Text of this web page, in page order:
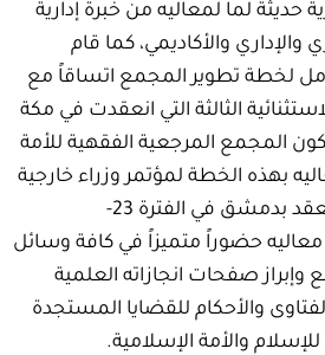
حديثة لما لمعاليه من خبرة إدارية
والإداري والأكاديمي، كما قام
لخطة تطوير المجمع اتساقاً مع
الثالثة التي انعقدت في مكة
المجمع المرجعية الفقهية للأمة
بهذه الخطة لمؤتمر وزراء خارجية
الدول الإسلامية الذي انعقد بدمشق في الفترة 23-
معاليه حضوراً متميزاً في كافة وسائل
وإبراز صفحات انجازاته العلمية
والأحكام للقضايا المستجدة
والأمة الإسلامية.